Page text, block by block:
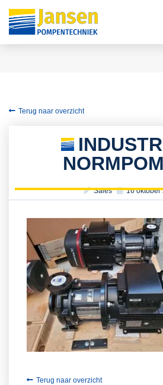
Terug naar overzicht
Sales 16 oktober
Terug naar overzicht